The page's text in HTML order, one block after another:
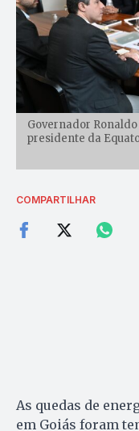
Governador
presidente da
COMPARTILHAR
As quedas de
em Goiás foram